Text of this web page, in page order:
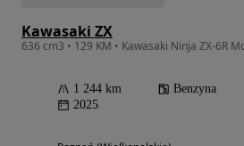
Kawasaki ZX
1 244 km Benzyna
2025